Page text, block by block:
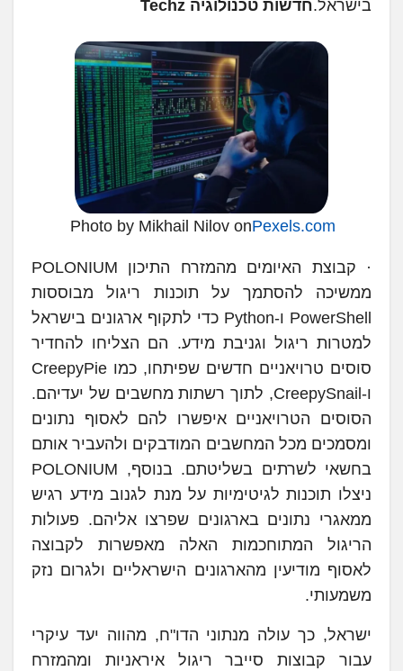
בישראל.חדשות טכנולוגיה Techz
Photo by Mikhail Nilov onPexels.com
· קבוצת האיומים מהמזרח התיכון POLONIUM
ממשיכה להסתמך על תוכנות ריגול מבוססות
PowerShell ו-Python כדי לתקוף ארגונים בישראל
למטרות ריגול וגניבת מידע. הם הצליחו להחדיר
סוסים טרויאניים חדשים שפיתחו, כמו CreepyPie
ו-CreepySnail, לתוך רשתות מחשבים של יעדיהם.
הסוסים הטרויאניים איפשרו להם לאסוף נתונים
ומסמכים מכל המחשבים המודבקים ולהעביר אותם
בחשאי לשרתים בשליטתם. בנוסף, POLONIUM
ניצלו תוכנות לגיטימיות על מנת לגנוב מידע רגיש
ממאגרי נתונים בארגונים שפרצו אליהם. פעולות
הריגול המתוחכמות האלה מאפשרות לקבוצה
לאסוף מודיעין מהארגונים הישראליים ולגרום נזק
משמעותי.
ישראל, כך עולה מנתוני הדו"ח, מהווה יעד עיקרי
עבור קבוצות סייבר ריגול איראניות ומהמזרח